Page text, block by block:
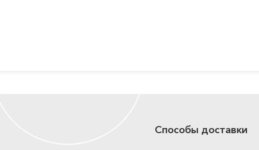
Способы доставки